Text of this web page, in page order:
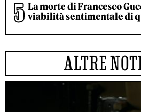
La morte di Francesco
viabilità sentimentale di
ALTRE